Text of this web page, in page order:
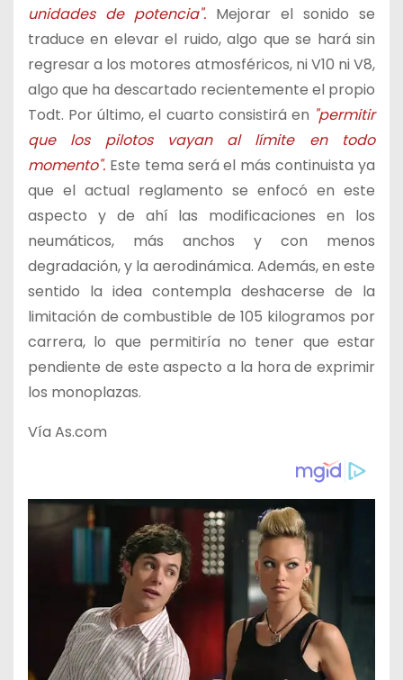
unidades de potencia". Mejorar el sonido se
traduce en elevar el ruido, algo que se hará sin
regresar a los motores atmosféricos, ni V10 ni V8,
algo que ha descartado recientemente el propio
Todt. Por último, el cuarto consistirá en "permitir
que los pilotos vayan al límite en todo
momento". Este tema será el más continuista ya
que el actual reglamento se enfocó en este
aspecto y de ahí las modificaciones en los
neumáticos, más anchos y con menos
degradación, y la aerodinámica. Además, en este
sentido la idea contempla deshacerse de la
limitación de combustible de 105 kilogramos por
carrera, lo que permitiría no tener que estar
pendiente de este aspecto a la hora de exprimir
los monoplazas.
Vía As.com